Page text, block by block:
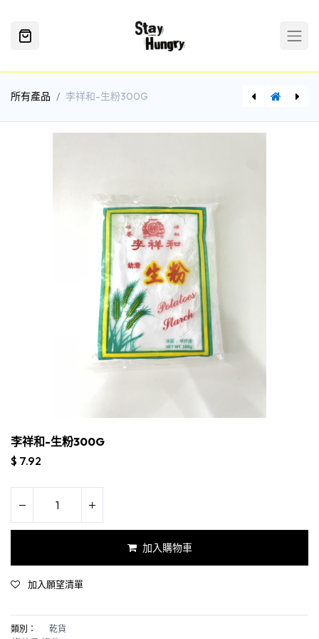
所有產品 李祥和-生粉300G
李祥和-生粉300G
$ 7.92
加入購物車
加入願望清單
類別： 乾貨